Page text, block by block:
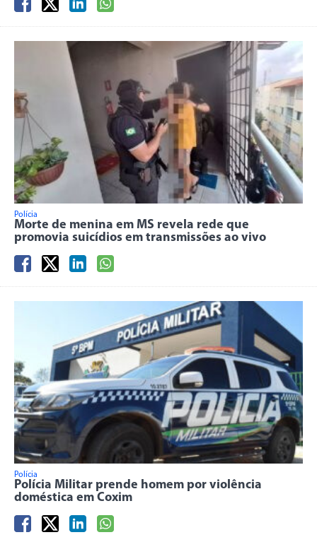
Polícia
Morte de menina em MS revela rede que
promovia suicídios em transmissões ao vivo
Polícia
Polícia Militar prende homem por violência
doméstica em Coxim